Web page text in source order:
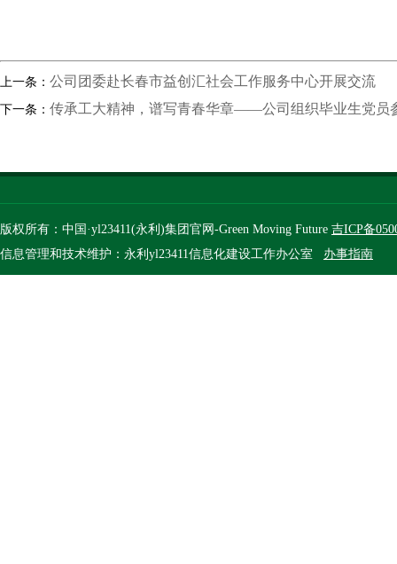
上一条： 公司团委赴长春市益创汇社会工作服务中心开展交流
下一条： 传承工大精神，谱写青春华章——公司组织毕业生党员
版权所有：中国·yl23411(永利)集团官网-Green Moving Future 吉ICP备
信息管理和技术维护：永利yl23411信息化建设工作办公室 办事指南